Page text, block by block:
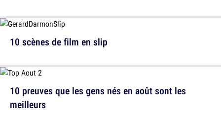
10 scènes de film en slip
10 preuves que les gens nés en août sont les
meilleurs